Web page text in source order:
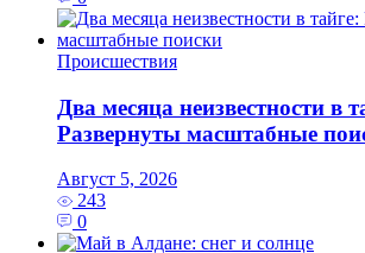
Происшествия
Два месяца неизвестности в
Развернуты масштабные
Август 5, 2026
243
0